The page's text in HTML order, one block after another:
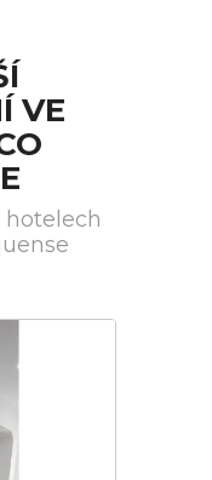
VE